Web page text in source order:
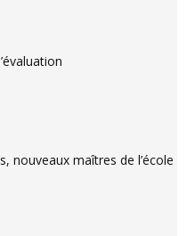
nouveaux maîtres de l’école